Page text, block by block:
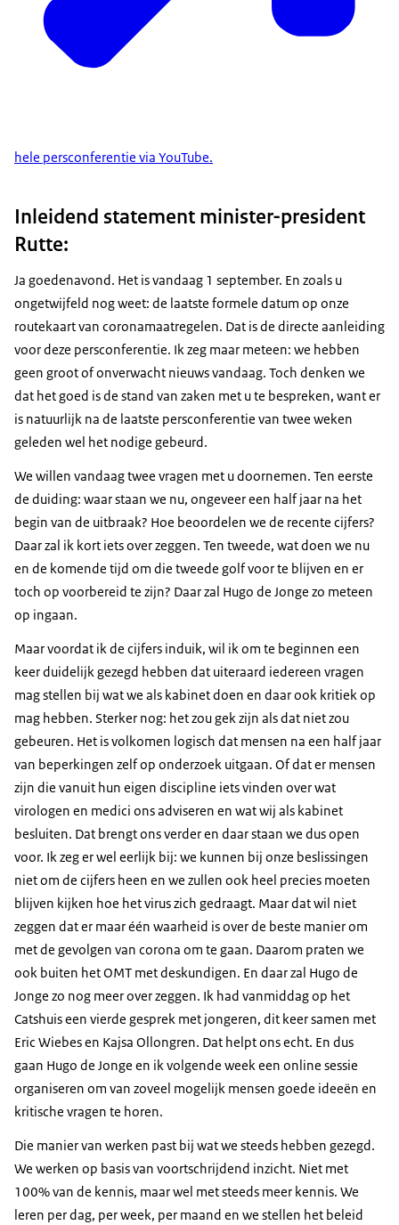
hele persconferentie via YouTube.
Inleidend statement minister-president
Rutte:
Ja goedenavond. Het is vandaag 1 september. En zoals u
ongetwijfeld nog weet: de laatste formele datum op onze
routekaart van coronamaatregelen. Dat is de directe aanleiding
voor deze persconferentie. Ik zeg maar meteen: we hebben
geen groot of onverwacht nieuws vandaag. Toch denken we
dat het goed is de stand van zaken met u te bespreken, want er
is natuurlijk na de laatste persconferentie van twee weken
geleden wel het nodige gebeurd.
We willen vandaag twee vragen met u doornemen. Ten eerste
de duiding: waar staan we nu, ongeveer een half jaar na het
begin van de uitbraak? Hoe beoordelen we de recente cijfers?
Daar zal ik kort iets over zeggen. Ten tweede, wat doen we nu
en de komende tijd om die tweede golf voor te blijven en er
toch op voorbereid te zijn? Daar zal Hugo de Jonge zo meteen
op ingaan.
Maar voordat ik de cijfers induik, wil ik om te beginnen een
keer duidelijk gezegd hebben dat uiteraard iedereen vragen
mag stellen bij wat we als kabinet doen en daar ook kritiek op
mag hebben. Sterker nog: het zou gek zijn als dat niet zou
gebeuren. Het is volkomen logisch dat mensen na een half jaar
van beperkingen zelf op onderzoek uitgaan. Of dat er mensen
zijn die vanuit hun eigen discipline iets vinden over wat
virologen en medici ons adviseren en wat wij als kabinet
besluiten. Dat brengt ons verder en daar staan we dus open
voor. Ik zeg er wel eerlijk bij: we kunnen bij onze beslissingen
niet om de cijfers heen en we zullen ook heel precies moeten
blijven kijken hoe het virus zich gedraagt. Maar dat wil niet
zeggen dat er maar één waarheid is over de beste manier om
met de gevolgen van corona om te gaan. Daarom praten we
ook buiten het OMT met deskundigen. En daar zal Hugo de
Jonge zo nog meer over zeggen. Ik had vanmiddag op het
Catshuis een vierde gesprek met jongeren, dit keer samen met
Eric Wiebes en Kajsa Ollongren. Dat helpt ons echt. En dus
gaan Hugo de Jonge en ik volgende week een online sessie
organiseren om van zoveel mogelijk mensen goede ideeën en
kritische vragen te horen.
Die manier van werken past bij wat we steeds hebben gezegd.
We werken op basis van voortschrijdend inzicht. Niet met
100% van de kennis, maar wel met steeds meer kennis. We
leren per dag, per week, per maand en we stellen het beleid